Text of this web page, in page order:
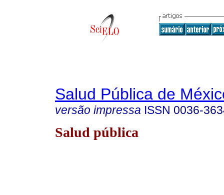
Salud Pública de
versão impressa ISSN 0036-
Salud pública